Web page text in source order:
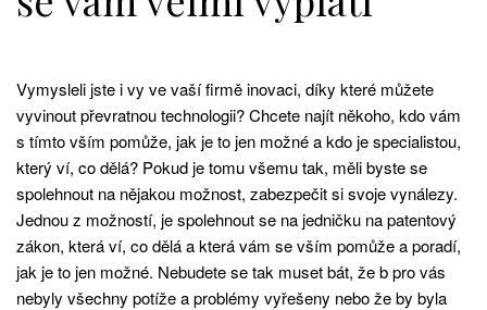
Vymysleli jste i vy ve vaší firmě inovaci, díky které můžete
vyvinout převratnou technologii? Chcete najít někoho, kdo vám
s tímto vším pomůže, jak je to jen možné a kdo je specialistou,
který ví, co dělá? Pokud je tomu všemu tak, měli byste se
spolehnout na nějakou možnost, zabezpečit si svoje vynálezy.
Jednou z možností, je spolehnout se najedničku na patentový
zákon, která ví, co dělá a která vám se vším pomůže a poradí,
jak je to jen možné. Nebudete se tak muset bát, že b pro vás
nebyly všechny potíže a problémy vyřešeny nebo že by byla